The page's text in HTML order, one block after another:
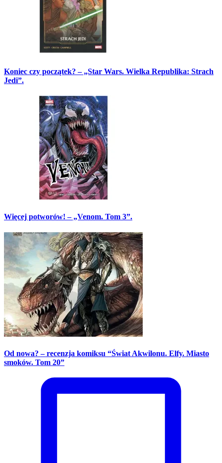
Koniec czy początek? – „Star Wars. Wielka Republika: Strach
Jedi”.
Więcej potworów! – „Venom. Tom 3”.
Od nowa? – recenzja komiksu “Świat Akwilonu. Elfy. Miasto
smoków. Tom 20”